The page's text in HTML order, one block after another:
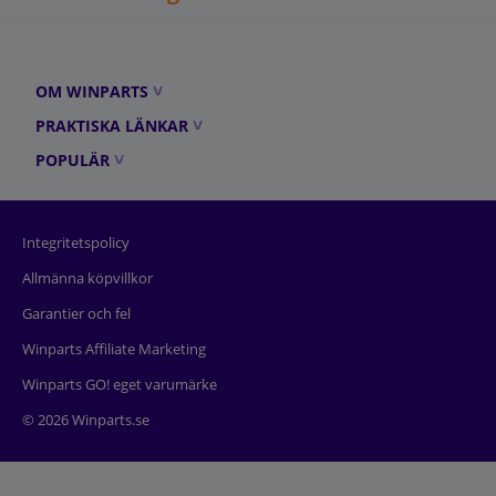
OM WINPARTS
PRAKTISKA LÄNKAR
POPULÄR
Integritetspolicy
Allmänna köpvillkor
Garantier och fel
Winparts Affiliate Marketing
Winparts GO! eget varumärke
© 2026 Winparts.se